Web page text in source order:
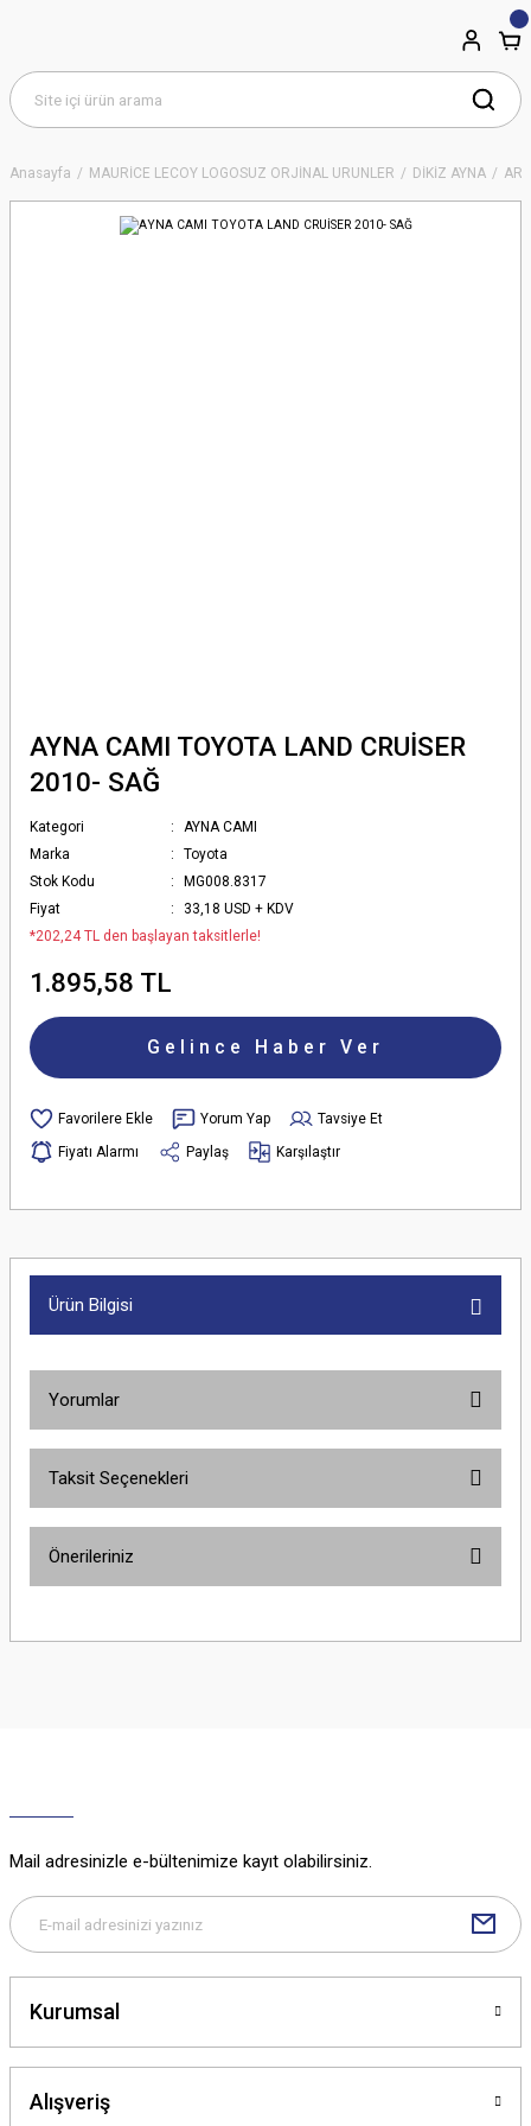
Anasayfa MAURİCE LECOY LOGOSUZ ORJİNAL ÜRÜNLER DİKİZ AYNA
AYNA CAMI TOYOTA LAND CRUİSER
2010- SAĞ
Kategori
AYNA CAMI
Marka
Toyota
Stok Kodu
MG008.8317
Fiyat
33,18 USD + KDV
*202,24 TL den başlayan taksitlerle!
1.895,58 TL
Gelince Haber Ver
Yorum Yap
Tavsiye Et
Fiyatı Alarmı
Paylaş Karşılaştır
Ürün Bilgisi
Yorumlar
Taksit Seçenekleri
Önerileriniz
yetersiz gördüğünüz noktaları öneri formunu kullanarak tarafımıza
Bu ürüne benzer farklı alternatifler olmalı.
Mail adresinizle e-bültenimize kayıt olabilirsiniz.
Kurumsal
Alışveriş